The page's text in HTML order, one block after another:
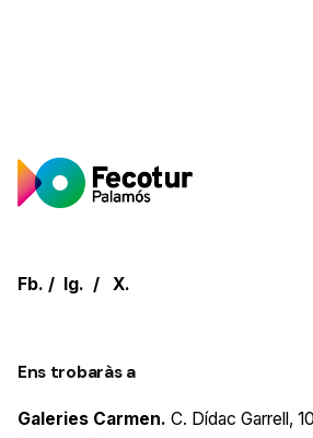
Fb. / Ig. / X.
Ens trobaràs a
Galeries Carmen. C. Dídac Garrell,